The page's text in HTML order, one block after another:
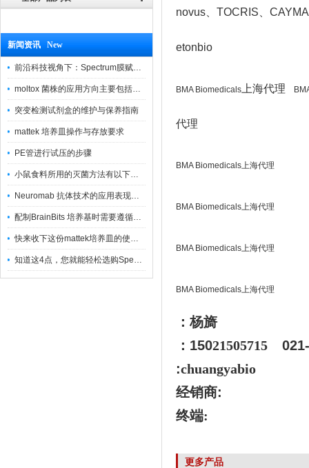
新闻资讯 New
前沿科技视角下：Spectrum膜赋能精密制造
moltox 菌株的应用方向主要包括以下几个方面
突变检测试剂盒的维护与保养指南
mattek 培养皿操作与存放要求
PE管进行试压的步骤
小鼠食料所用的灭菌方法有以下三种
Neuromab 抗体技术的应用表现在这几方面
配制BrainBits 培养基时需要遵循的原则
快来收下这份mattek培养皿的使用指南
知道这4点，您就能轻松选购Spectrum 膜
novus 、TOCRIS 、
etonbio
BMA Biomedicals 上海代理
代理
BMA Biomedicals上海代理
BMA Biomedicals上海代理
BMA Biomedicals上海代理
BMA Biomedicals上海代理
：杨旖
：15021505715
021-
:chuangyabio
经销商:
终端:
更多产品